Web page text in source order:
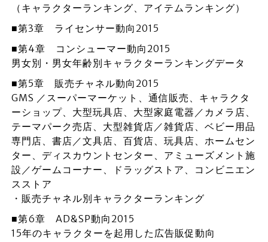
（キャラクターランキング、アイテムランキング）
■第3章 ライセンサー動向2015
■第4章 コンシューマー動向2015
男女別・男女年齢別キャラクターランキングデータ
■第5章 販売チャネル動向2015
GMS ／スーパーマーケット、通信販売、キャラクタ
ーショップ、大型玩具店、大型家庭電器／カメラ店、
テーマパーク売店、大型雑貨店／雑貨店、ベビー用品
専門店、書店／文具店、百貨店、玩具店、ホームセン
ター、ディスカウントセンター、アミューズメント施
設／ゲームコーナー、ドラッグストア、コンビニエン
スストア
・販売チャネル別キャラクターランキング
■第6章 AD&SP動向2015
15年のキャラクターを起用した広告販促動向